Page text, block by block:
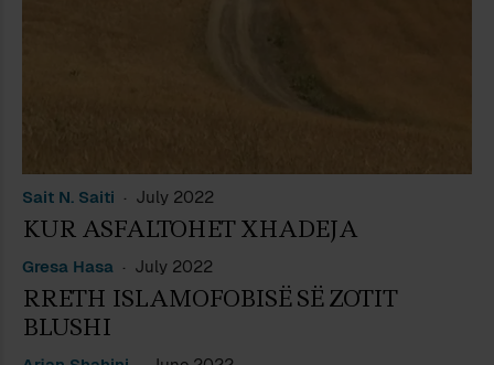
Sait N. Saiti July 2022
KUR ASFALTOHET XHADEJA
Gresa Hasa July 2022
RRETH ISLAMOFOBISË SË ZOTIT
BLUSHI